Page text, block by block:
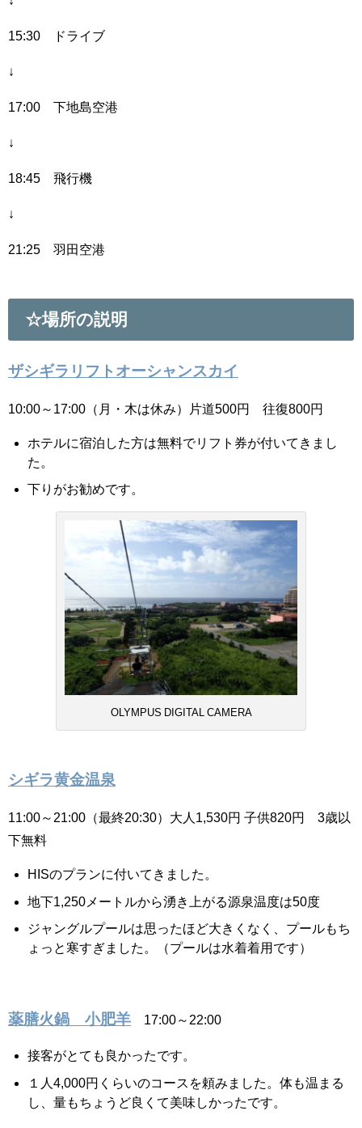
15:30 ドライブ
↓
17:00 下地島空港
↓
18:45 飛行機
↓
21:25 羽田空港
☆場所の説明
ザシギラリフトオーシャンスカイ
10:00～17:00（月・木は休み）片道500円 往復800円
ホテルに宿泊した方は無料でリフト券が付いてきまし
た。
下りがお勧めです。
OLYMPUS DIGITAL CAMERA
シギラ黄金温泉
11:00～21:00（最終20:30）大人1,530円 子供820円 3歳以
下無料
HISのプランに付いてきました。
地下1,250メートルから湧き上がる源泉温度は50度
ジャングルプールは思ったほど大きくなく、プールもち
ょっと寒すぎました。（プールは水着着用です）
薬膳火鍋 小肥羊 17:00～22:00
接客がとても良かったです。
１人4,000円くらいのコースを頼みました。体も温まる
し、量もちょうど良くて美味しかったです。